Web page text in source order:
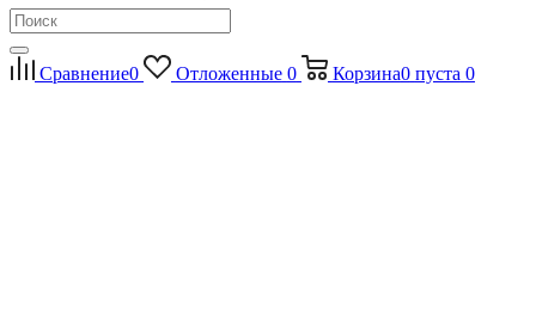
Сравнение0 Отложенные 0 Корзина0 пуста 0